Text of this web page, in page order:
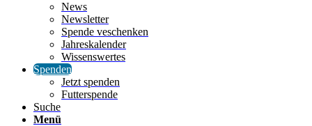
News
Newsletter
Spende veschenken
Jahreskalender
Wissenswertes
Spenden
Jetzt spenden
Futterspende
Suche
Menü